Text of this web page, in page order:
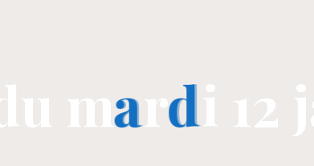
ma
ar d
d